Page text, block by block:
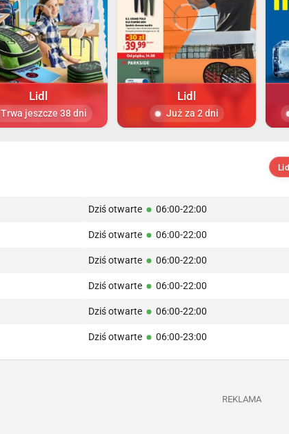
Lidl
Trwa jeszcze 38 dni
Lidl
Już za 2 dni
Dziś otwarte 06:00-22:00
Dziś otwarte 06:00-22:00
Dziś otwarte 06:00-22:00
Dziś otwarte 06:00-22:00
Dziś otwarte 06:00-22:00
Dziś otwarte 06:00-23:00
REKLAMA